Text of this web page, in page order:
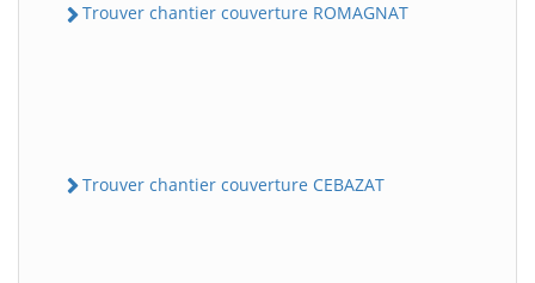
Trouver chantier couverture ROMAGNAT
Trouver chantier couverture CEBAZAT